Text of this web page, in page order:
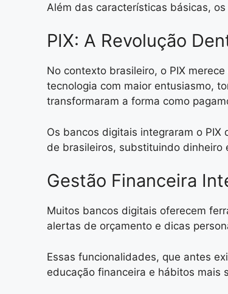
Além das características básicas,
PIX: A Revolução
No contexto brasileiro, o PIX
tecnologia com maior entusiasmo,
transformaram a forma como
Os bancos digitais integraram o
de brasileiros, substituindo dinheiro
Gestão Financeira
Muitos bancos digitais oferecem
alertas de orçamento e dicas
Essas funcionalidades, que antes
educação financeira e hábitos mais